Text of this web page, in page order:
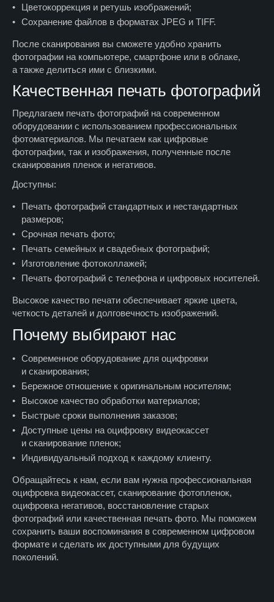
Цветокоррекция и ретушь изображений;
Сохранение файлов в форматах JPEG и TIFF.
После сканирования вы сможете удобно хранить
фотографии на компьютере, смартфоне или в облаке,
а также делиться ими с близкими.
Качественная печать фотографий
Предлагаем печать фотографий на современном
оборудовании с использованием профессиональных
фотоматериалов. Мы печатаем как цифровые
фотографии, так и изображения, полученные после
сканирования пленок и негативов.
Доступны:
Печать фотографий стандартных и нестандартных
размеров;
Срочная печать фото;
Печать семейных и свадебных фотографий;
Изготовление фотоколлажей;
Печать фотографий с телефона и цифровых носителей.
Высокое качество печати обеспечивает яркие цвета,
четкость деталей и долговечность изображений.
Почему выбирают нас
Современное оборудование для оцифровки
и сканирования;
Бережное отношение к оригинальным носителям;
Высокое качество обработки материалов;
Быстрые сроки выполнения заказов;
Доступные цены на оцифровку видеокассет
и сканирование пленок;
Индивидуальный подход к каждому клиенту.
Обращайтесь к нам, если вам нужна профессиональная
оцифровка видеокассет, сканирование фотопленок,
оцифровка негативов, восстановление старых
фотографий или качественная печать фото. Мы поможем
сохранить ваши воспоминания в современном цифровом
формате и сделать их доступными для будущих
поколений.